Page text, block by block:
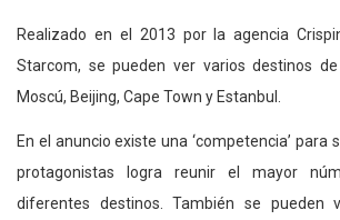
Realizado en el 2013 por la agencia
Starcom, se pueden ver varios destinos
Moscú, Beijing, Cape Town y Estanbul.
En el anuncio existe una ‘competencia’ para
protagonistas logra reunir el mayor
diferentes destinos. También se pueden